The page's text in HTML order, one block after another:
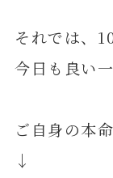
それでは、
今日も良い
ご自身の本
↓